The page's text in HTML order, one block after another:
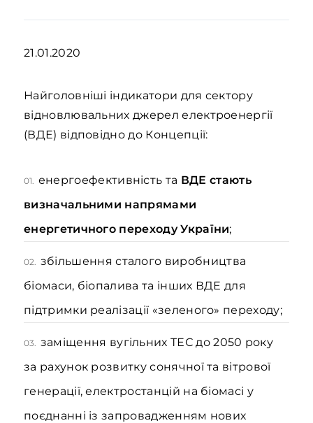
21.01.2020
Найголовніші індикатори для сектору
відновлювальних джерел електроенергії
(ВДЕ) відповідно до Концепції:
01. енергоефективність та ВДЕ стають
визначальними напрямами
енергетичного переходу України;
02. збільшення сталого виробництва
біомаси, біопалива та інших ВДЕ для
підтримки реалізації «зеленого» переходу;
03. заміщення вугільних ТЕС до 2050 року
за рахунок розвитку сонячної та вітрової
генерації, електростанцій на біомасі у
поєднанні із запровадженням нових